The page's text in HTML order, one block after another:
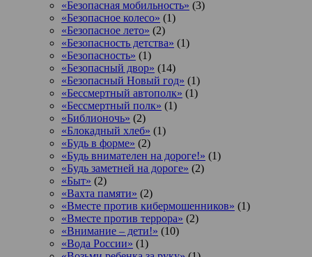
«Безопасная мобильность» (3)
«Безопасное колесо» (1)
«Безопасное лето» (2)
«Безопасность детства» (1)
«Безопасность» (1)
«Безопасный двор» (14)
«Безопасный Новый год» (1)
«Бессмертный автополк» (1)
«Бессмертный полк» (1)
«Библионочь» (2)
«Блокадный хлеб» (1)
«Будь в форме» (2)
«Будь внимателен на дороге!» (1)
«Будь заметней на дороге» (2)
«Быт» (2)
«Вахта памяти» (2)
«Вместе против кибермошенников» (1)
«Вместе против террора» (2)
«Внимание – дети!» (10)
«Вода России» (1)